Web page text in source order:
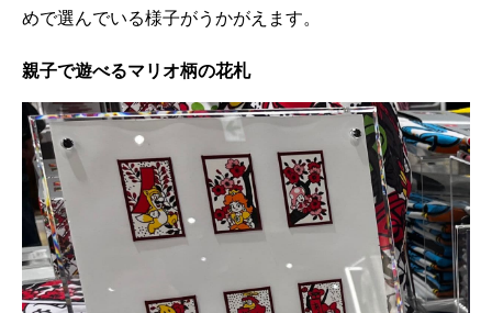
めで選んでいる様子がうかがえます。
親子で遊べるマリオ柄の花札